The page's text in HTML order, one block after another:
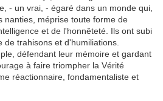
- un vrai, - égaré dans un monde qui,
nanties, méprise toute forme de
et de l'honnêteté. Ils ont subi
trahisons et d'humiliations.
défendant leur mémoire et gardant
à faire triompher la Vérité
réactionnaire, fondamentaliste et